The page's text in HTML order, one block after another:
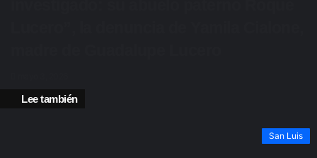
Lee también
San Luis